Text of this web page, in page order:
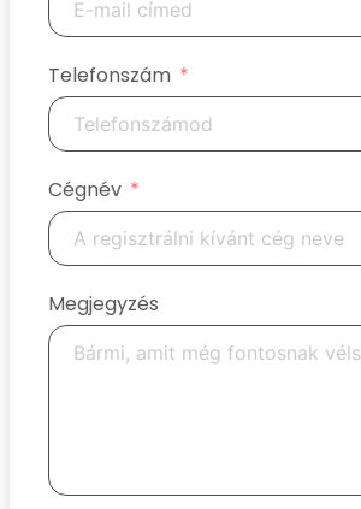
Telefonszám
Cégnév
Megjegyzés